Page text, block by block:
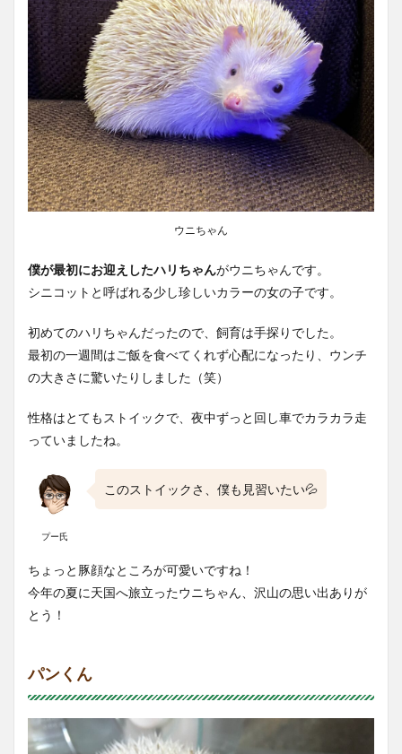
ウニちゃん
僕が最初にお迎えしたハリちゃんがウニちゃんです。
シニコットと呼ばれる少し珍しいカラーの女の子です。
初めてのハリちゃんだったので、飼育は手探りでした。
最初の一週間はご飯を食べてくれず心配になったり、ウンチ
の大きさに驚いたりしました（笑）
性格はとてもストイックで、夜中ずっと回し車でカラカラ走
っていましたね。
プー氏
このストイックさ、僕も見習いたい💦
ちょっと豚顔なところが可愛いですね！
今年の夏に天国へ旅立ったウニちゃん、沢山の思い出ありが
とう！
パンくん